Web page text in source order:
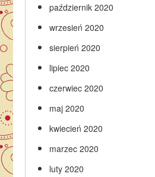
październik 2020
wrzesień 2020
sierpień 2020
lipiec 2020
czerwiec 2020
maj 2020
kwiecień 2020
marzec 2020
luty 2020